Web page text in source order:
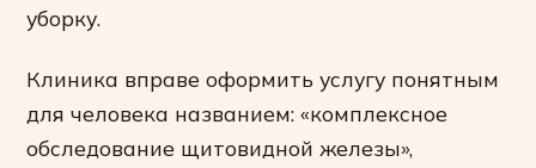
уборку.
Клиника вправе оформить услугу понятным
для человека названием: «комплексное
обследование щитовидной железы»,